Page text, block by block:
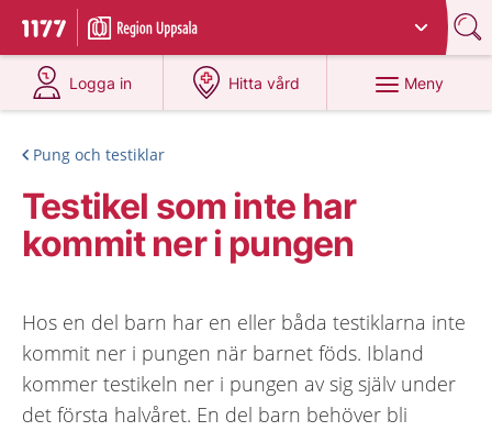
Till startsidan för 1177
Du har valt region
Logga in
på 1177.se
Hitta vård
på 1177.se
Meny
Pung och testiklar
Testikel som inte har
kommit ner i pungen
Hos en del barn har en eller båda testiklarna inte
kommit ner i pungen när barnet föds. Ibland
kommer testikeln ner i pungen av sig själv under
det första halvåret. En del barn behöver bli